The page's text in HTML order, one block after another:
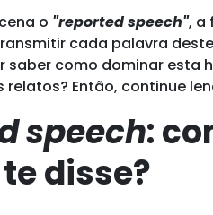
o "reported speech", a
cada palavra
saber como dominar esta
relatos? Então, continue
speech:
disse?